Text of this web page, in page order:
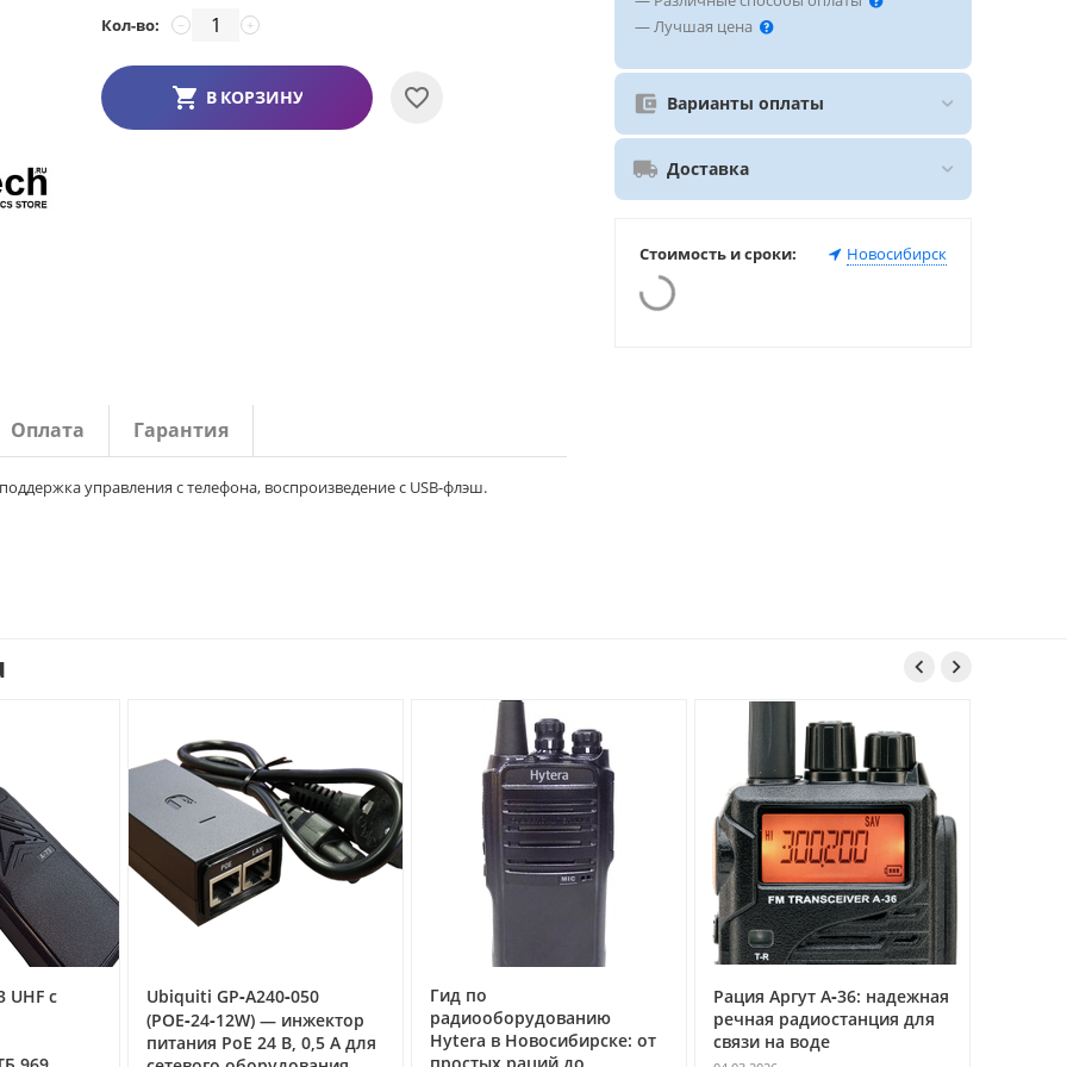
Кол-во: +
−
В КОРЗИНУ
— Лучшая цена
Варианты оплаты
Доставка
Стоимость и сроки: Новосибирск
Оплата Гарантия
управления с телефона, воспроизведение с USB-флэш.
 
с
Ubiquiti GP‑A240‑050
(POE‑24‑12W) — инжектор
питания PoE 24 В, 0,5 А для
Гид по
радиооборудованию
Hytera в Новосибирске: от
Рация Аргут А‑36: надежная
речная радиостанция для
связи на воде